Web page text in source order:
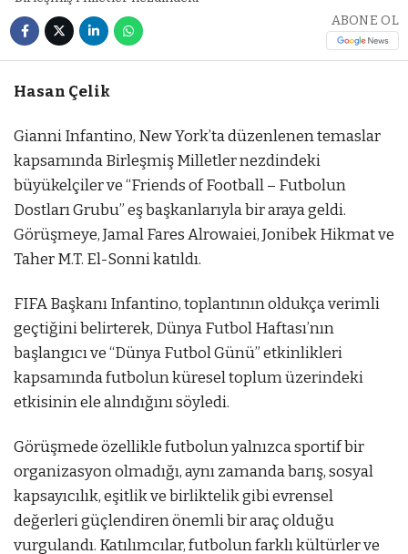
ABONE OL
Hasan Çelik
Gianni Infantino, New York’ta düzenlenen temaslar
kapsamında Birleşmiş Milletler nezdindeki
büyükelçiler ve “Friends of Football – Futbolun
Dostları Grubu” eş başkanlarıyla bir araya geldi.
Görüşmeye, Jamal Fares Alrowaiei, Jonibek Hikmat ve
Taher M.T. El-Sonni katıldı.
FIFA Başkanı Infantino, toplantının oldukça verimli
geçtiğini belirterek, Dünya Futbol Haftası’nın
başlangıcı ve “Dünya Futbol Günü” etkinlikleri
kapsamında futbolun küresel toplum üzerindeki
etkisinin ele alındığını söyledi.
Görüşmede özellikle futbolun yalnızca sportif bir
organizasyon olmadığı, aynı zamanda barış, sosyal
kapsayıcılık, eşitlik ve birliktelik gibi evrensel
değerleri güçlendiren önemli bir araç olduğu
vurgulandı. Katılımcılar, futbolun farklı kültürler ve